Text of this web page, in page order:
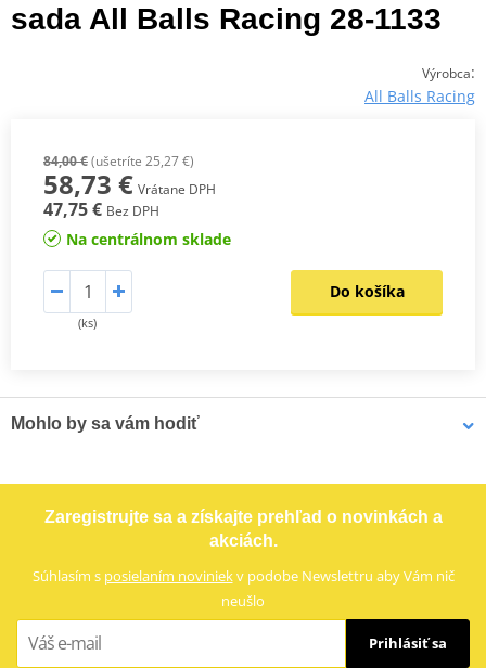
sada All Balls Racing 28-1133
Výrobca:
All Balls Racing
84,00 €(ušetríte 25,27 €)
58,73 € Vrátane DPH
47,75 € Bez DPH
Na centrálnom sklade
(ks)
Do košíka
Mohlo by sa vám hodiť
Zaregistrujte sa a získajte prehľad o novinkách a
akciách.
Súhlasím s posielaním noviniekv podobe Newslettru aby Vám nič
neušlo
Prihlásiť sa